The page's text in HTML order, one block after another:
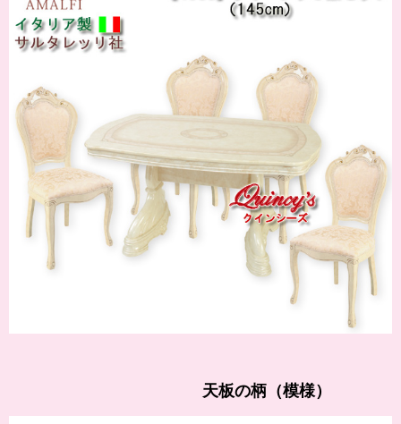
天板の柄（模様）